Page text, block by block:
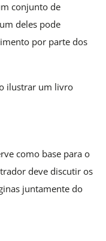
conjunto de
deles pode
por parte dos
ilustrar um livro
como base para o
deve discutir os
juntamente do